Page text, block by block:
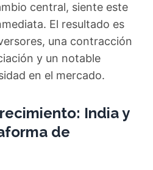
central, siente este
El resultado es
una contracción
y un notable
en el mercado.
India y
de